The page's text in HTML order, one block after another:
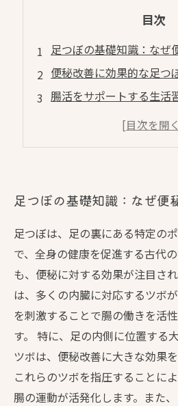
目次
足つぼの基礎知識：なぜ
便秘改善に効果的な足つ
腸活をサポートする生活
足つぼマッサージの実践方
足つぼの基礎知識：なぜ便
足つぼは、足の裏にある特定の
で、全身の健康を促進する古代
も、便秘に対する効果が注目さ
は、多くの内臓に対応するツボ
を刺激することで腸の働きを活
す。 特に、足の内側に位置する
ツボは、便秘改善に大きな効果
これらのツボを指圧することに
腸の運動が活発化します。また